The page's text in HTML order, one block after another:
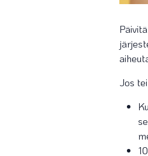
Jos